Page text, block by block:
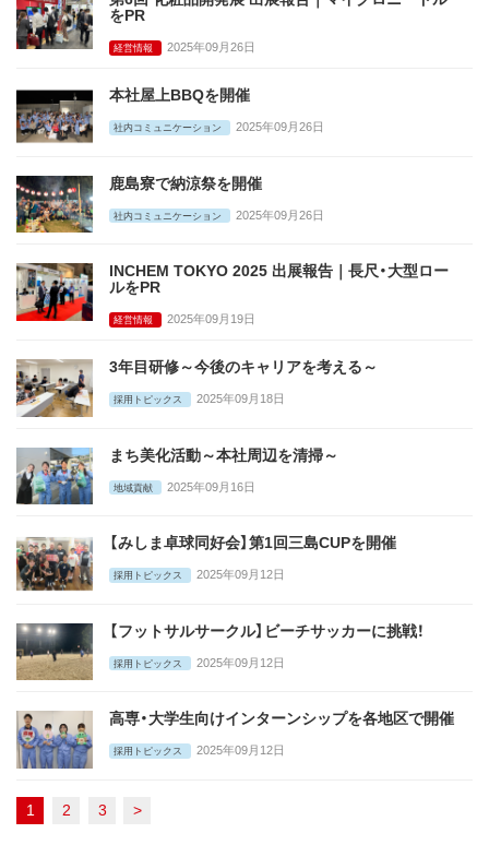
をPR
経営情報 2025年09月26日
本社屋上BBQを開催
社内コミュニケーション 2025年09月26日
鹿島寮で納涼祭を開催
社内コミュニケーション 2025年09月26日
INCHEM TOKYO 2025 出展報告｜長尺・大型ロー
ルをPR
経営情報 2025年09月19日
3年目研修～今後のキャリアを考える～
採用トピックス 2025年09月18日
まち美化活動～本社周辺を清掃～
地域貢献 2025年09月16日
【みしま卓球同好会】第1回三島CUPを開催
採用トピックス 2025年09月12日
【フットサルサークル】ビーチサッカーに挑戦！
採用トピックス 2025年09月12日
高専・大学生向けインターンシップを各地区で開催
採用トピックス 2025年09月12日
1 2 3 >